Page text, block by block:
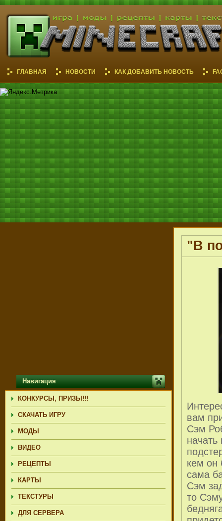
ГЛАВНАЯ НОВОСТИ КАК ДОБАВИТЬ НОВОСТЬ
Навигация
КОНКУРСЫ, ПРИЗЫ!!!
СКАЧАТЬ ИГРУ
МОДЫ
ВИДЕО
РЕЦЕПТЫ
КАРТЫ
ТЕКСТУРЫ
ДЛЯ СЕРВЕРА
"В
вам
Сэм
кем он
сама
Сэм
то